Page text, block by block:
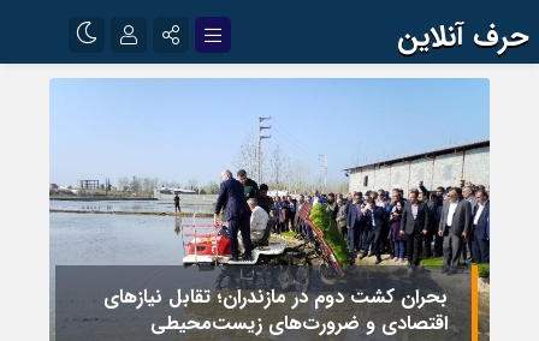
حرف آنلاین
آپارات
نام کاربری یا نشانی ایمیل
مرا به خاطر بسپار
بحران کشت دوم در مازندران؛ تقابل نیازهای
اقتصادی و ضرورت‌های زیست‌محیطی